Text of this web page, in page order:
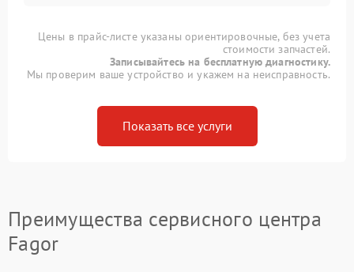
Цены в прайс-листе указаны ориентировочные, без учета
стоимости запчастей.
Записывайтесь на бесплатную диагностику.
Мы проверим ваше устройство и укажем на неисправность.
Показать все услуги
Преимущества сервисного центра
Fagor